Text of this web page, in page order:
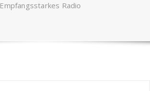
Empfangsstarkes Radio